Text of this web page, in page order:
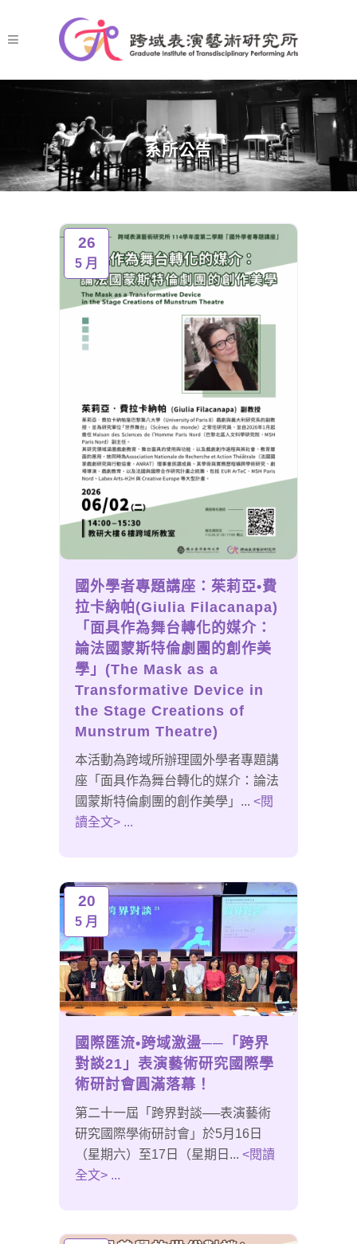
系所公告
26
5 月
國外學者專題講座：茱莉亞•費
拉卡納帕(Giulia Filacanapa)
「面具作為舞台轉化的媒介：
論法國蒙斯特倫劇團的創作美
學」(The Mask as a
Transformative Device in
the Stage Creations of
Munstrum Theatre)
本活動為跨域所辦理國外學者專題講
座「面具作為舞台轉化的媒介：論法
國蒙斯特倫劇團的創作美學」... <閱
讀全文> ...
20
5 月
國際匯流•跨域激盪──「跨界
對談21」表演藝術研究國際學
術研討會圓滿落幕！
第二十一屆「跨界對談──表演藝術
研究國際學術研討會」於5月16日
（星期六）至17日（星期日... <閱讀
全文> ...